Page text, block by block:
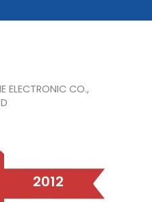
ELECTRONIC CO.,
2012